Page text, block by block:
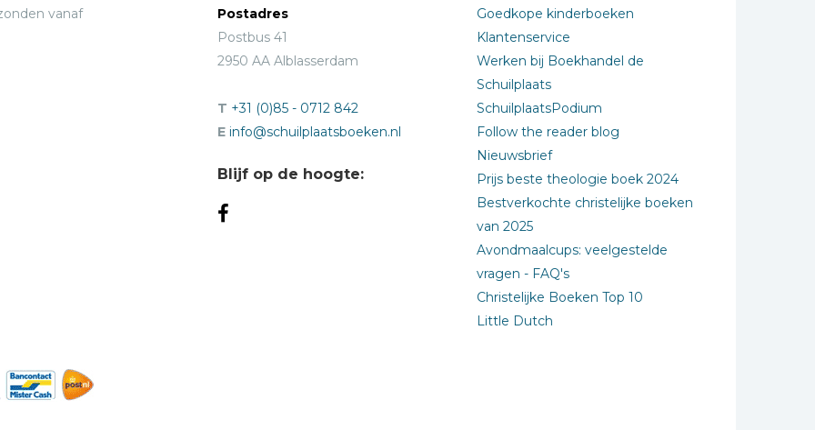
vanaf
Postadres
Postbus 41
2950 AA Alblasserdam
T +31 (0)85 - 0712 842
E info@schuilplaatsboeken.nl
Blijf op de hoogte:
Goedkope kinderboeken
Klantenservice
Werken bij Boekhandel de
Schuilplaats
SchuilplaatsPodium
Follow the reader blog
Nieuwsbrief
Prijs beste theologie boek 2024
Bestverkochte christelijke boeken
van 2025
Avondmaalcups: veelgestelde
vragen - FAQ's
Christelijke Boeken Top 10
Little Dutch